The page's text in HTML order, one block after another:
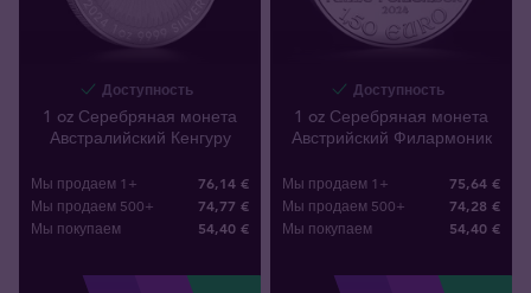
Доступность
1 oz Серебряная монета
Австралийский Кенгуру
Мы продаем 1+ 76,14 €
Мы продаем 500+ 74,77 €
Мы покупаем 54,40 €
Доступность
1 oz Серебряная монета
Австрийский Филармоник
Мы продаем 1+ 75,64 €
Мы продаем 500+ 74,28 €
Мы покупаем 54,40 €